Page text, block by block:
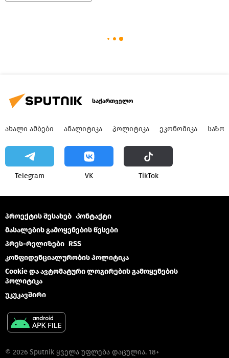
საქართველო
ᲐᲮᲐᲚᲘ ᲐᲛᲑᲔᲑᲘ ᲐᲜᲐᲚᲘᲢᲘᲙᲐ ᲞᲝᲚᲘᲢᲘᲙᲐ ᲔᲙᲝᲜᲝᲛᲘᲙᲐ
Telegram VK ТikТоk
პროექტის შესახებ Კონტაქტი
მასალების გამოყენების წესები
პრეს-რელიზები RSS
კონფიდენციალურობის პოლიტიკა
Cookie და ავტომატური ლოგირების გამოყენების
პოლიტიკა
უკუკავშირი
© 2026 Sputnik ყველა უფლება დაცულია. 18+